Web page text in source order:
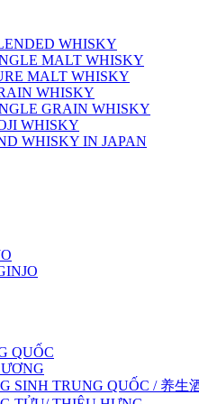
WHISKY
MALT WHISKY
MALT WHISKY
WHISKY
GRAIN WHISKY
WHISKY
WHISKY IN JAPAN
QUỐC
SINH TRUNG QUỐC / 养生